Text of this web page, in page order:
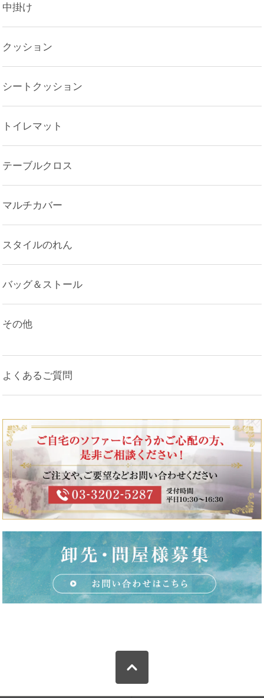
中掛け
クッション
シートクッション
トイレマット
テーブルクロス
マルチカバー
スタイルのれん
バッグ＆ストール
その他
よくあるご質問